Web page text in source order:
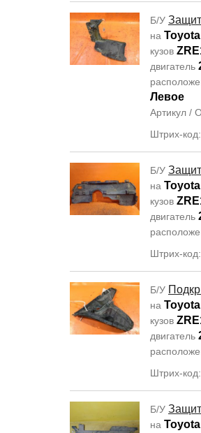
Б/У
на
кузов
двигатель
Левое
Артикул /
Штрих-
Б/У
на
кузов
двигатель
Штрих-
Б/У
на
кузов
двигатель
Штрих-
Б/У
на